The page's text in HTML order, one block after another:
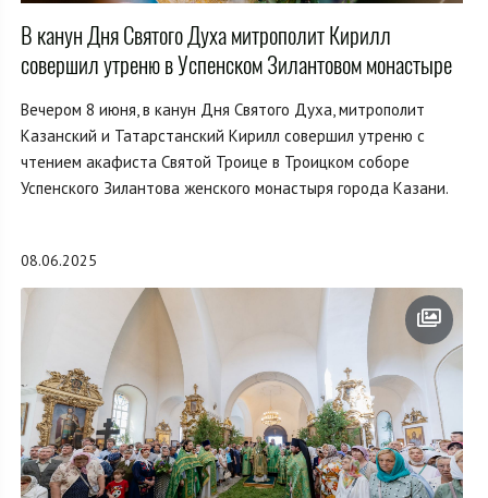
В канун Дня Святого Духа митрополит Кирилл
совершил утреню в Успенском Зилантовом монастыре
Вечером 8 июня, в канун Дня Святого Духа, митрополит
Казанский и Татарстанский Кирилл совершил утреню с
чтением акафиста Святой Троице в Троицком соборе
Успенского Зилантова женского монастыря города Казани.
08.06.2025